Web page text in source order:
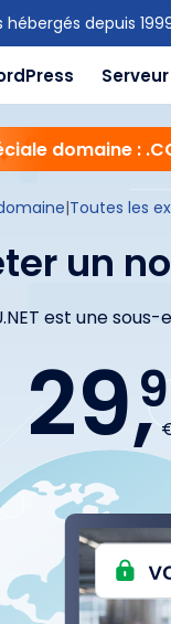
depuis
Serveur
domaine :
|Toutes les
un
est une
29,